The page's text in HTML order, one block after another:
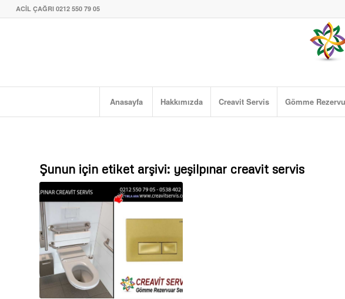
ACİL ÇAĞRI 0212 550 79 05
Anasayfa Hakkımızda Creavit Servis Gömme
Şunun için etiket arşivi: yeşilpınar creavit servis